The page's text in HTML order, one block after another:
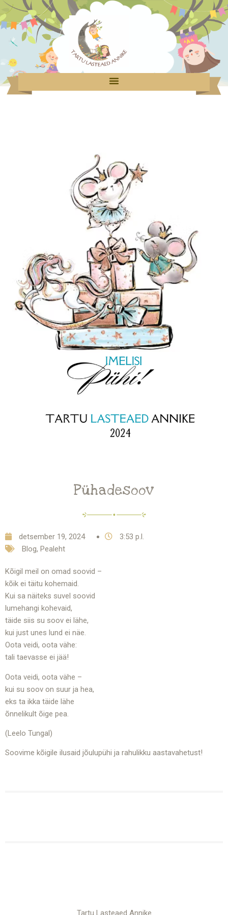
Pühadesoov
detsember 19, 2024
3:53 p.l.
Blog, Pealeht
Kõigil meil on omad soovid –
kõik ei täitu kohemaid.
Kui sa näiteks suvel soovid
lumehangi kohevaid,
täide siis su soov ei lähe,
kui just unes lund ei näe.
Oota veidi, oota vähe:
tali taevasse ei jää!
Oota veidi, oota vähe –
kui su soov on suur ja hea,
eks ta ikka täide lähe
õnnelikult õige pea.
(Leelo Tungal)
Soovime kõigile ilusaid jõulupühi ja rahulikku aastavahetust!
Tartu Lasteaed Annike